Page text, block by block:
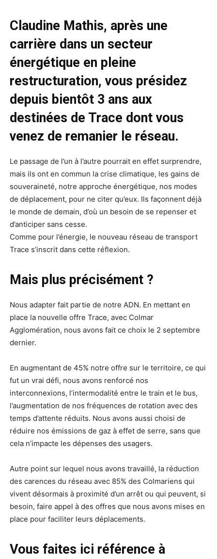
Claudine Mathis, après une
carrière dans un secteur
énergétique en pleine
restructuration, vous présidez
depuis bientôt 3 ans aux
destinées de Trace dont vous
venez de remanier le réseau.
Le passage de l’un à l’autre pourrait en effet surprendre,
mais ils ont en commun la crise climatique, les gains de
souveraineté, notre approche énergétique, nos modes
de déplacement, pour ne citer qu’eux. Ils façonnent déjà
le monde de demain, d’où un besoin de se repenser et
d’anticiper sans cesse.
Comme pour l’énergie, le nouveau réseau de transport
Trace s’inscrit dans cette réflexion.
Mais plus précisément ?
Nous adapter fait partie de notre ADN. En mettant en
place la nouvelle offre Trace, avec Colmar
Agglomération, nous avons fait ce choix le 2 septembre
dernier.
En augmentant de 45% notre offre sur le territoire, ce qui
fut un vrai défi, nous avons renforcé nos
interconnexions, l’intermodalité entre le train et le bus,
l’augmentation de nos fréquences de rotation avec des
temps d’attente réduits. Nous avons aussi choisi de
réduire nos émissions de gaz à effet de serre, sans que
cela n’impacte les dépenses des usagers.
Autre point sur lequel nous avons travaillé, la réduction
des carences du réseau avec 85% des Colmariens qui
vivent désormais à proximité d’un arrêt ou qui peuvent, si
besoin, faire appel à des offres que nous avons mises en
place pour faciliter leurs déplacements.
Vous faites ici référence à